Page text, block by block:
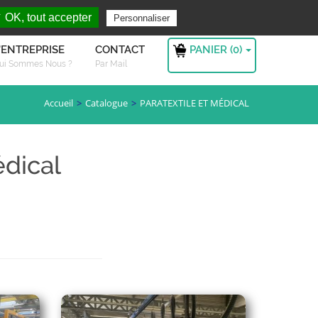
S'authentifier
?
Sommes Nous ?
CONTACT
Par Mail
PANIER (0)
Accueil Catalogue PARATEXTILE ET MÉDICAL
OK, tout accepter Personnaliser